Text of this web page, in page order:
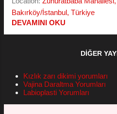
hazneye
zorlaştırdığı
boyunca da bu
kavramlarına
Günümüzde
Bakırköy/İstanbul, Türkiye
DEVAMINI OKU
DIĞER
Kızlık zarı dikimi yorumları
Vajina Daraltma Yorumları
Labioplasti Yorumları